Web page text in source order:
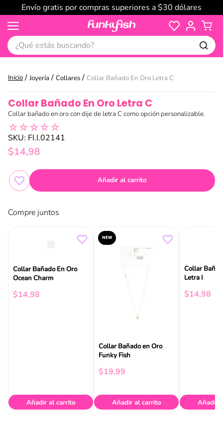
Envío gratis por compras superiores a $30 dólares
¿Qué estás buscando?
Joyería Collares Collar Bañado En Oro Letra C
Collar Bañado En Oro Letra C
Collar bañado en oro con dije de letra C como opción personalizable.
☆☆☆☆☆
SKU: FI.I.02141
$14,98
Añadir al carrito
Compre juntos
Collar Bañado En Oro
Ocean Charm
$14,98
Añadir al carrito
NEW
Collar Bañado en Oro
Funky Fish
$19,99
Añadir al carrito
Collar
Letra I
$14,98
Añadir